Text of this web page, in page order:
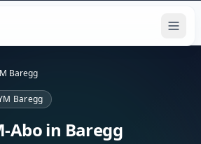
Baregg
Baregg
Abo in Baregg